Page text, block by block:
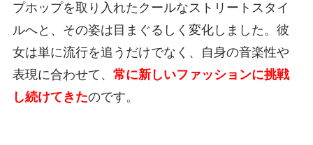
プホップを取り入れたクールなストリートスタイ
ルへと、その姿は目まぐるしく変化しました。彼
女は単に流行を追うだけでなく、自身の音楽性や
表現に合わせて、 常に新しいファッションに挑戦
し続けてきたのです。